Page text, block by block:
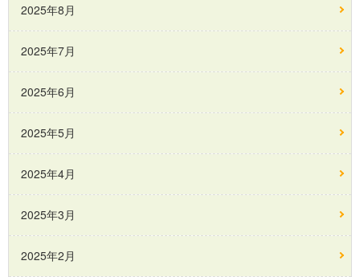
2025年8月
2025年7月
2025年6月
2025年5月
2025年4月
2025年3月
2025年2月